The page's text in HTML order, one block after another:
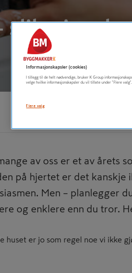
slik gjør du
av oss er et av årets
på hjertet er det kanskje
Men – planlegger
og enklere enn du tror.
huset er jo som regel noe vi ikke
Informasjonskapsler (cookies)
I tillegg til de helt nødvendige, bruker K Group
velge hvilke informasjonskapsler du vil tillate under "Flere
Flere valg